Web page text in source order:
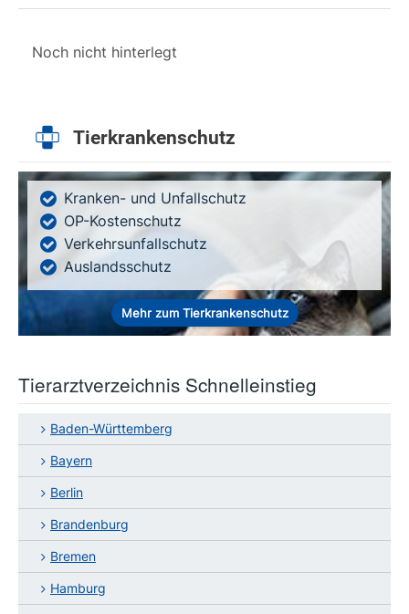
Noch nicht hinterlegt
Tierkrankenschutz
Kranken- und Unfallschutz
OP-Kostenschutz
Verkehrsunfallschutz
Auslandsschutz
Mehr zum Tierkrankenschutz
Tierarztverzeichnis Schnelleinstieg
Baden-Württemberg
Bayern
Berlin
Brandenburg
Bremen
Hamburg